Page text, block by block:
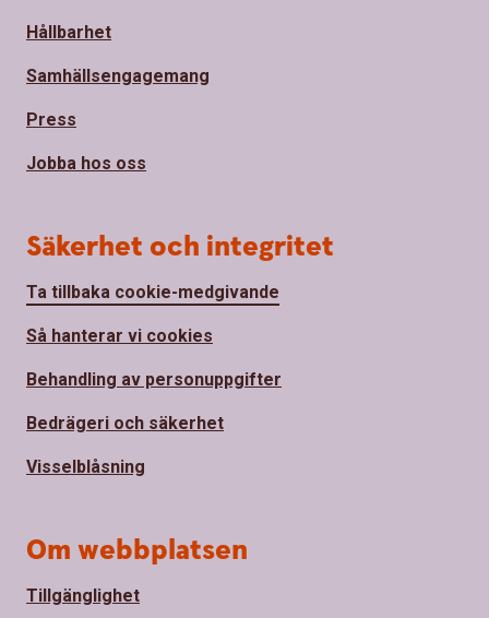
Hållbarhet
Samhällsengagemang
Press
Jobba hos oss
Säkerhet och integritet
Ta tillbaka cookie-medgivande
Så hanterar vi cookies
Behandling av personuppgifter
Bedrägeri och säkerhet
Visselblåsning
Om webbplatsen
Tillgänglighet